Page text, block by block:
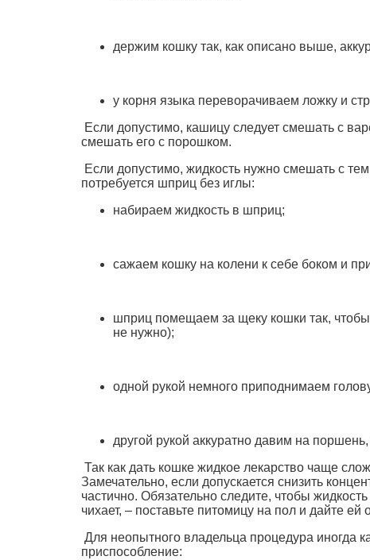
держим кошку так, как описано выше,
у корня языка переворачиваем ложку и
Если допустимо, кашицу следует смешать с
смешать его с порошком.
Если допустимо, жидкость нужно смешать с
потребуется шприц без иглы:
набираем жидкость в шприц;
сажаем кошку на колени к себе боком и
шприц помещаем за щеку кошки так, чтобы
не нужно);
одной рукой немного приподнимаем
другой рукой аккуратно давим на
Так как дать кошке жидкое лекарство чаще
Замечательно, если допускается снизить
частично. Обязательно следите, чтобы
чихает, – поставьте питомицу на пол и дайте
Для неопытного владельца процедура иногда
приспособление: